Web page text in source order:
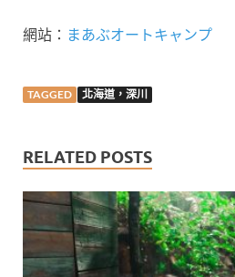
網站： まあぶオートキャンプ
TAGGED 北海道，深川
RELATED POSTS